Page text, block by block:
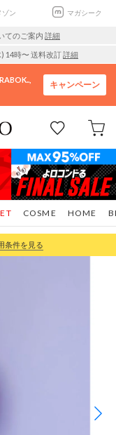
ゾン マガシーク
てのご案内 詳細
) 14時〜 送料改訂詳細
RABOK..
キャンペーン
COSME HOME
条件を見る